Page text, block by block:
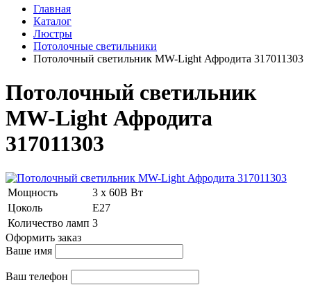
Главная
Каталог
Люстры
Потолочные светильники
Потолочный светильник MW-Light Афродита 317011303
Потолочный светильник
MW-Light Афродита
317011303
Мощность
3 x 60В Вт
Цоколь
E27
Количество ламп 3
Оформить заказ
Ваше имя
Ваш телефон